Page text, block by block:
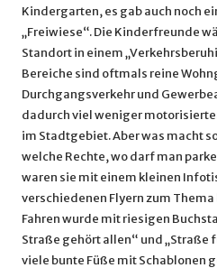
Kindergarten, es gab auch noch
„Freiwiese“. Die Kinderfreunde
Standort in einem
Bereiche sind oftmals reine
Durchgangsverkehr und
dadurch viel weniger
im Stadtgebiet. Aber was macht
welche Rechte, wo darf man
waren sie mit einem kleinen
verschiedenen Flyern zum
Fahren wurde mit riesigen
Straße gehört allen“ und „Straße
viele bunte Füße mit Schablonen